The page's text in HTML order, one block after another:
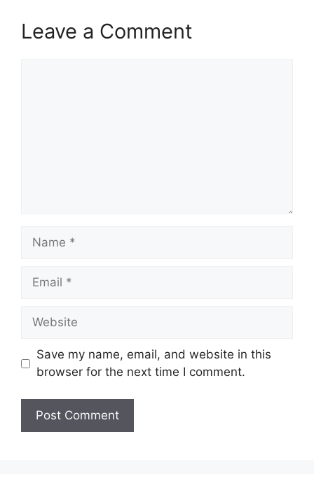
Leave a Comment
Name
Email
Website
Save my name, email, and website in this
browser for the next time I comment.